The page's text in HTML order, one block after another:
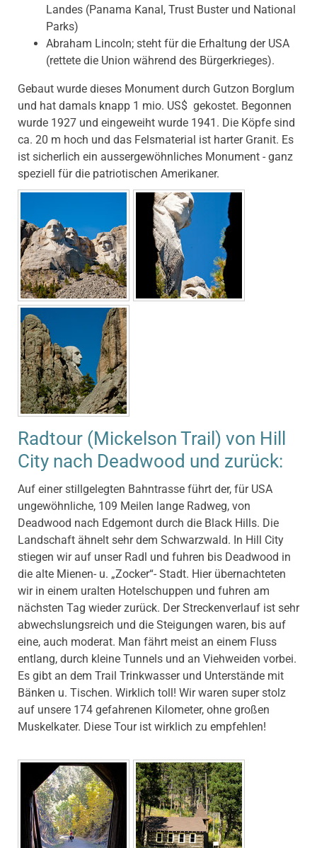
Landes (Panama Kanal, Trust Buster und National
Parks)
Abraham Lincoln; steht für die Erhaltung der USA
(rettete die Union während des Bürgerkrieges).
Gebaut wurde dieses Monument durch Gutzon Borglum
und hat damals knapp 1 mio. US$ gekostet. Begonnen
wurde 1927 und eingeweiht wurde 1941. Die Köpfe sind
ca. 20 m hoch und das Felsmaterial ist harter Granit. Es
ist sicherlich ein aussergewöhnliches Monument - ganz
speziell für die patriotischen Amerikaner.
Radtour (Mickelson Trail) von Hill
City nach Deadwood und zurück:
Auf einer stillgelegten Bahntrasse führt der, für USA
ungewöhnliche, 109 Meilen lange Radweg, von
Deadwood nach Edgemont durch die Black Hills. Die
Landschaft ähnelt sehr dem Schwarzwald. In Hill City
stiegen wir auf unser Radl und fuhren bis Deadwood in
die alte Mienen- u. „Zocker“- Stadt. Hier übernachteten
wir in einem uralten Hotelschuppen und fuhren am
nächsten Tag wieder zurück. Der Streckenverlauf ist sehr
abwechslungsreich und die Steigungen waren, bis auf
eine, auch moderat. Man fährt meist an einem Fluss
entlang, durch kleine Tunnels und an Viehweiden vorbei.
Es gibt an dem Trail Trinkwasser und Unterstände mit
Bänken u. Tischen. Wirklich toll! Wir waren super stolz
auf unsere 174 gefahrenen Kilometer, ohne großen
Muskelkater. Diese Tour ist wirklich zu empfehlen!